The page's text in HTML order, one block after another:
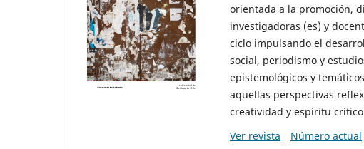
orientada a la promoción,
investigadoras (es) y
ciclo impulsando el
social, periodismo y
epistemológicos y
aquellas perspectivas
creatividad y espíritu
Ver revista
Número actual